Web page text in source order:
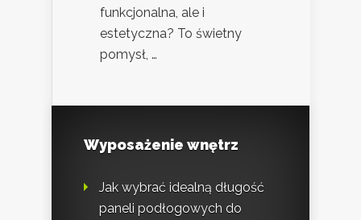
funkcjonalna, ale i
estetyczna? To świetny
pomysł, …
Wyposażenie wnętrz
Jak wybrać idealną długość
paneli podłogowych do